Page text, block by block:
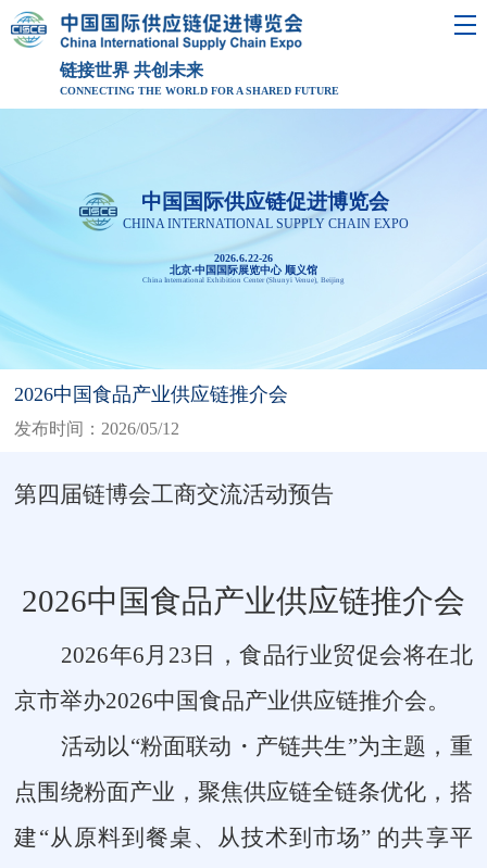
链接世界 共创未来
CONNECTING THE WORLD FOR A SHARED FUTURE
中国国际供应链促进博览会
CHINA INTERNATIONAL SUPPLY CHAIN EXPO
2026.6.22-26
北京·中国国际展览中心 顺义馆
China International Exhibition Center (Shunyi Venue), Beijing
2026中国食品产业供应链推介会
发布时间：2026/05/12
第四届链博会工商交流活动预告
2026中国食品产业供应链推介会
2026年6 月 23 日，食品行业贸促会将在北
京市举办2026中国食品产业供应链推介会。
活动以“粉面联动 ・ 产链共生”为主题，重
点围绕粉面产业，聚焦供应链全链条优化，搭
建“从原料到餐桌、从技术到市场” 的共享平